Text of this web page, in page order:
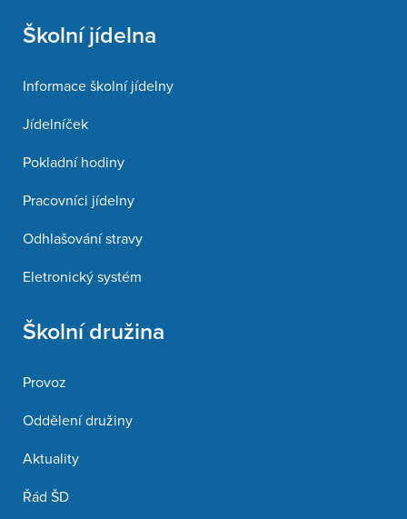
Školní jídelna
Informace školní jídelny
Jídelníček
Pokladní hodiny
Pracovníci jídelny
Odhlašování stravy
Eletronický systém
Školní družina
Provoz
Oddělení družiny
Aktuality
Řád ŠD